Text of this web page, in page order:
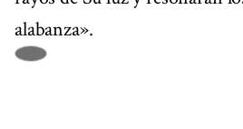
alabanza».